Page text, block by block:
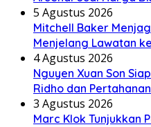
5 Agustus 2026
Mitchell Baker
Menjelang Lawatan
4 Agustus 2026
Nguyen Xuan Son
Ridho dan
3 Agustus 2026
Marc Klok Tunjukkan